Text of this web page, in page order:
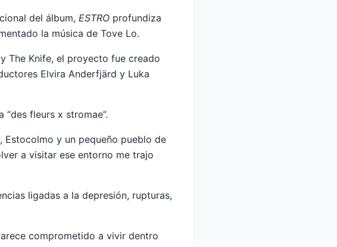
del álbum, ESTRO profundiza
la música de Tove Lo.
The Knife, el proyecto fue creado
Elvira Anderfjärd y Luka
fleurs x stromae”.
Estocolmo y un pequeño pueblo de
a visitar ese entorno me trajo
ligadas a la depresión, rupturas,
comprometido a vivir dentro